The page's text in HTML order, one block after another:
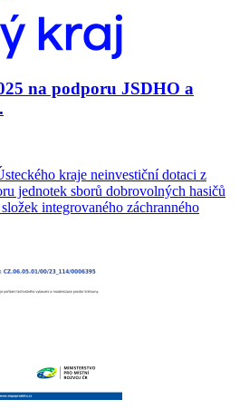
na podporu JSDHO a
kraje neinvestiční dotaci z
jednotek sborů dobrovolných hasičů
integrovaného záchranného